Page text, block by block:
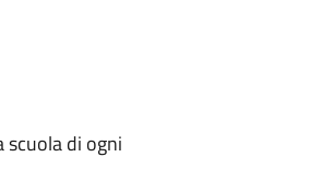
scuola di ogni